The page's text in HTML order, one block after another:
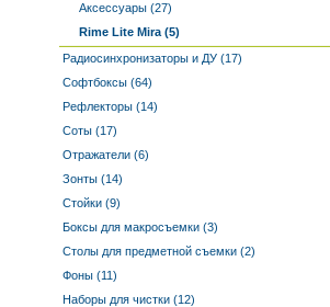
Аксессуары (27)
Rime Lite Mira (5)
Радиосинхронизаторы и ДУ (17)
Софтбоксы (64)
Рефлекторы (14)
Соты (17)
Отражатели (6)
Зонты (14)
Стойки (9)
Боксы для макросъемки (3)
Столы для предметной съемки (2)
Фоны (11)
Наборы для чистки (12)